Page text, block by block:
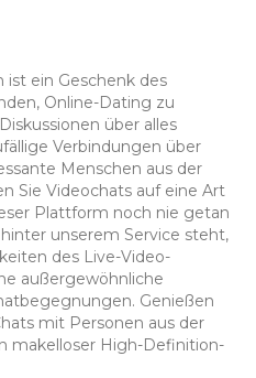
ist ein Geschenk des
Online-Dating zu
über alles
Verbindungen über
Menschen aus der
Sie Videochats auf eine Art
Plattform noch nie getan
unserem Service steht,
des Live-Video-
außergewöhnliche
Genießen
mit Personen aus der
makelloser High-Definition-